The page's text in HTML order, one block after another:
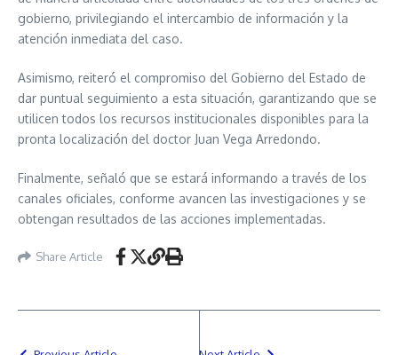
gobierno, privilegiando el intercambio de información y la
atención inmediata del caso.
Asimismo, reiteró el compromiso del Gobierno del Estado de
dar puntual seguimiento a esta situación, garantizando que se
utilicen todos los recursos institucionales disponibles para la
pronta localización del doctor Juan Vega Arredondo.
Finalmente, señaló que se estará informando a través de los
canales oficiales, conforme avancen las investigaciones y se
obtengan resultados de las acciones implementadas.
Share Article